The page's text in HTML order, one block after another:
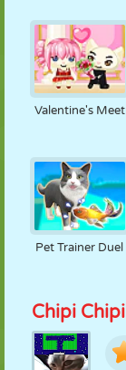
Valentine's Meet
Pet Trainer Duel
Chipi